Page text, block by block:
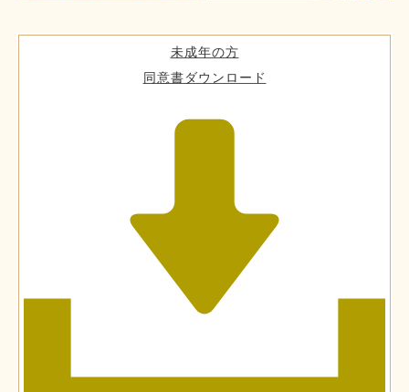
未成年の方
同意書ダウンロード